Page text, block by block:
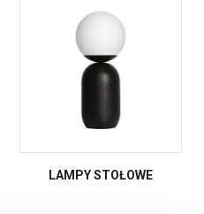
LAMPY STOŁOWE